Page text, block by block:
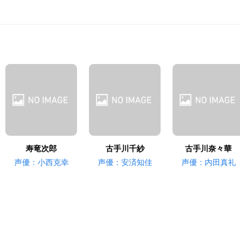
寿竜次郎
声優：小西克幸
古手川千紗
声優：安済知佳
古手川奈々華
声優：内田真礼